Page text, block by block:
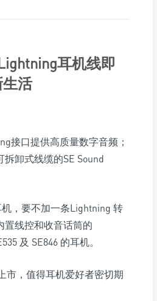
接口提供高质量数字音频；
卸式线缆的SE Sound
，要不加一条Lightning 转
置线控和收音话筒的
及 SE846 的耳机。